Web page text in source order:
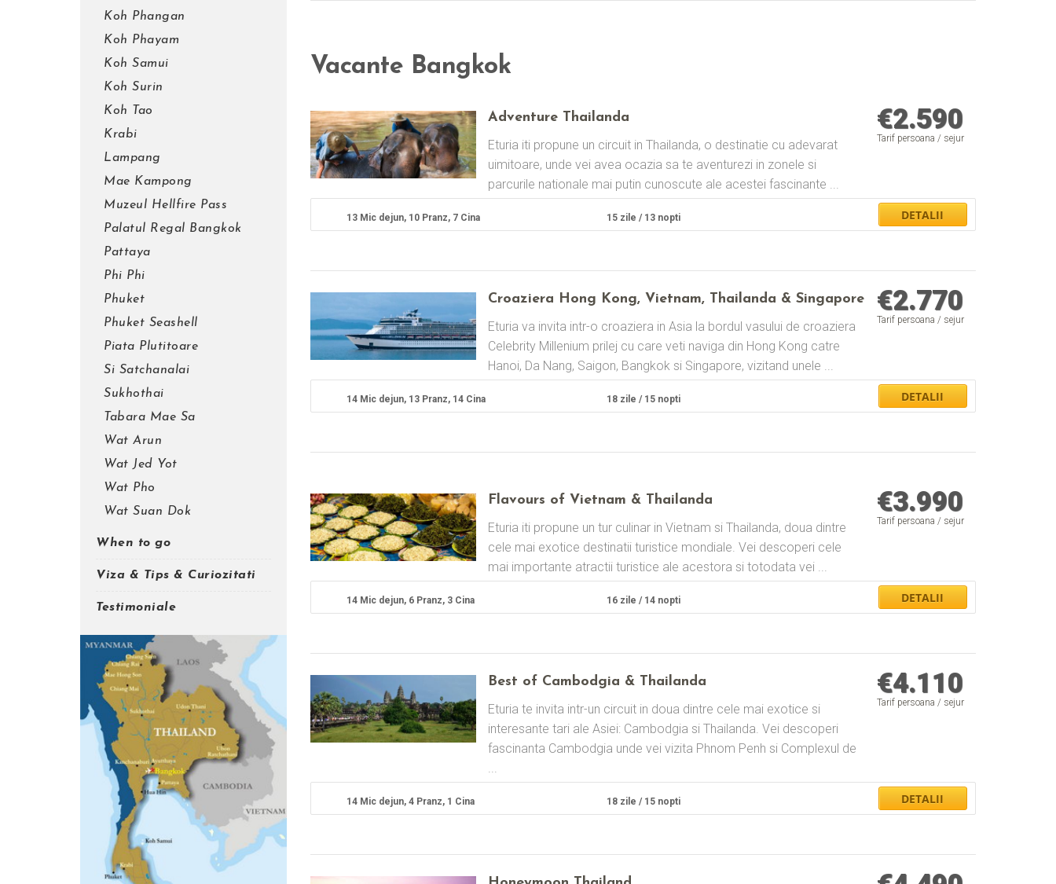
Koh Phangan
Koh Phayam
Koh Samui
Koh Surin
Koh Tao
Krabi
Lampang
Mae Kampong
Muzeul Hellfire Pass
Palatul Regal Bangkok
Pattaya
Phi Phi
Phuket
Phuket Seashell
Piata Plutitoare
Si Satchanalai
Sukhothai
Tabara Mae Sa
Wat Arun
Wat Jed Yot
Wat Pho
Wat Suan Dok
When to go
Viza & Tips & Curiozitati
Testimoniale
Vacante Bangkok
Adventure Thailanda
Eturia iti propune un circuit in Thailanda, o destinatie cu adevarat
uimitoare, unde vei avea ocazia sa te aventurezi in zonele si
parcurile nationale mai putin cunoscute ale acestei fascinante ...
€2.590
Tarif persoana / sejur
13 Mic dejun, 10 Pranz, 7 Cina 15 zile / 13 nopti
Croaziera Hong Kong, Vietnam, Thailanda & Singapore
Eturia va invita intr-o croaziera in Asia la bordul vasului de croaziera
Celebrity Millenium prilej cu care veti naviga din Hong Kong catre
Hanoi, Da Nang, Saigon, Bangkok si Singapore, vizitand unele ...
€2.770
Tarif persoana / sejur
14 Mic dejun, 13 Pranz, 14 Cina 18 zile / 15 nopti
Flavours of Vietnam & Thailanda
Eturia iti propune un tur culinar in Vietnam si Thailanda, doua dintre
cele mai exotice destinatii turistice mondiale. Vei descoperi cele
mai importante atractii turistice ale acestora si totodata vei ...
€3.990
Tarif persoana / sejur
14 Mic dejun, 6 Pranz, 3 Cina 16 zile / 14 nopti
Best of Cambodgia & Thailanda
Eturia te invita intr-un circuit in doua dintre cele mai exotice si
interesante tari ale Asiei: Cambodgia si Thailanda. Vei descoperi
fascinanta Cambodgia unde vei vizita Phnom Penh si Complexul de
...
€4.110
Tarif persoana / sejur
14 Mic dejun, 4 Pranz, 1 Cina 18 zile / 15 nopti